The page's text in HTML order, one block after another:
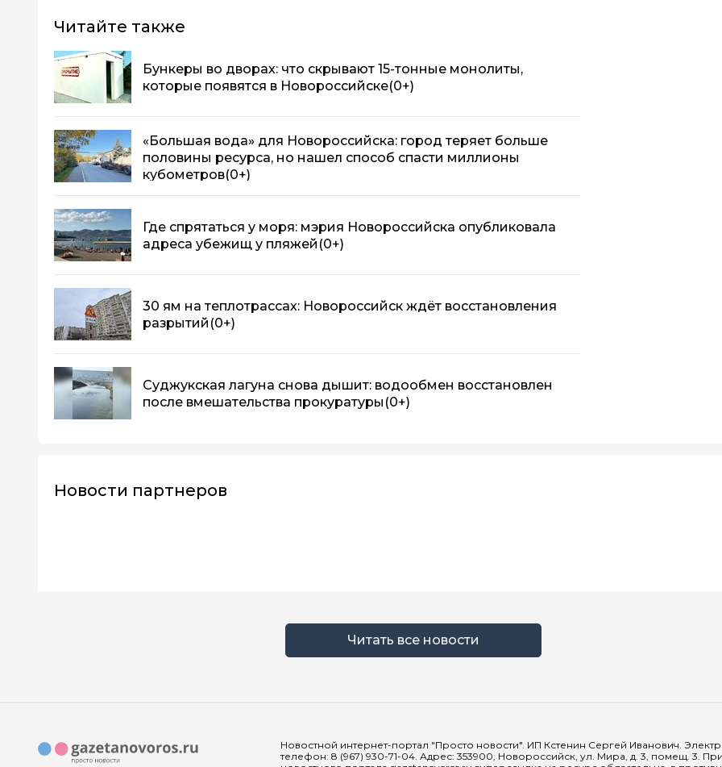
Читайте также
Бункеры во дворах: что скрывают 15-тонные монолиты,
которые появятся в Новороссийске(0+)
«Большая вода» для Новороссийска: город теряет больше
половины ресурса, но нашел способ спасти миллионы
кубометров(0+)
Где спрятаться у моря: мэрия Новороссийска опубликовала
адреса убежищ у пляжей (0+)
30 ям на теплотрассах: Новороссийск ждёт восстановления
разрытий (0+)
Суджукская лагуна снова дышит: водообмен восстановлен
после вмешательства прокуратуры (0+)
Новости партнеров
Читать все новости
Новостной интернет-портал "Просто новости". ИП Кстенин Сергей Иванович.
телефон: 8 (967) 930-71-04. Адрес: 353900, Новороссийск, ул. Мира, д. 3, помещ. 3.